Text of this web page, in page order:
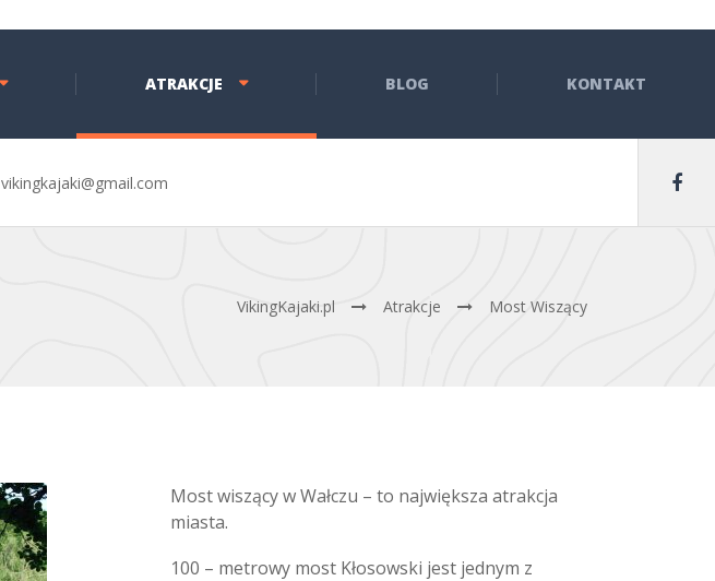
ATRAKCJE BLOG KONTAKT
vikingkajaki@gmail.com
VikingKajaki.pl Atrakcje Most Wiszący
Most wiszący w Wałczu – to największa atrakcja
miasta.
100 – metrowy most Kłosowski jest jednym z